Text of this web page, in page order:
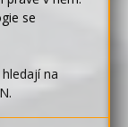
se
na
.